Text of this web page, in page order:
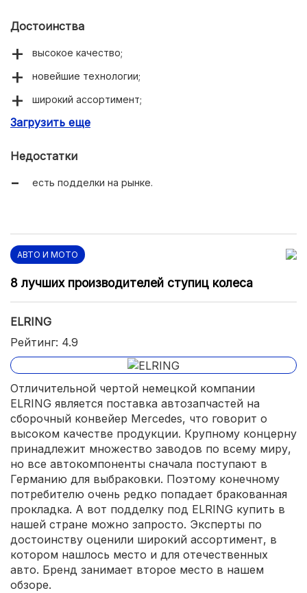
Достоинства
высокое качество;
новейшие технологии;
широкий ассортимент;
долговечность.
Загрузить еще
Недостатки
есть подделки на рынке.
АВТО И МОТО
8 лучших производителей ступиц колеса
ELRING
Рейтинг: 4.9
Отличительной чертой немецкой компании
ELRING является поставка автозапчастей на
сборочный конвейер Mercedes, что говорит о
высоком качестве продукции. Крупному концерну
принадлежит множество заводов по всему миру,
но все автокомпоненты сначала поступают в
Германию для выбраковки. Поэтому конечному
потребителю очень редко попадает бракованная
прокладка. А вот подделку под ELRING купить в
нашей стране можно запросто. Эксперты по
достоинству оценили широкий ассортимент, в
котором нашлось место и для отечественных
авто. Бренд занимает второе место в нашем
обзоре.